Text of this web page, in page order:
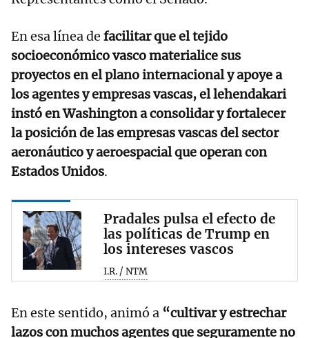
En esa línea de facilitar que el tejido
socioeconómico vasco materialice sus
proyectos en el plano internacional y apoye a
los agentes y empresas vascas, el lehendakari
instó en Washington a consolidar y fortalecer
la posición de las empresas vascas del sector
aeronáutico y aeroespacial que operan con
Estados Unidos.
Pradales pulsa el efecto de
las políticas de Trump en
los intereses vascos
I.R. / NTM
En este sentido, animó a “cultivar y estrechar
lazos con muchos agentes que seguramente no